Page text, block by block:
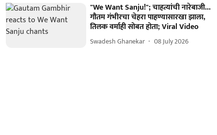
"We Want Sanju!"; चाहत्यांची नारेबाजी...
गौतम गंभीरचा चेहरा पाहण्यासारखा झाला,
तिलक वर्माही सोबत होता; Viral Video
Swadesh Ghanekar 08 July 2026